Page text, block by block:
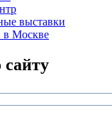
выставки
в Москве